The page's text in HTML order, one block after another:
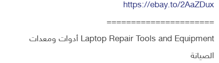
https://ebay.to/2AaZDux
======================
Laptop Repair Tools and Equipment أدوات ومعدات
الصيانة